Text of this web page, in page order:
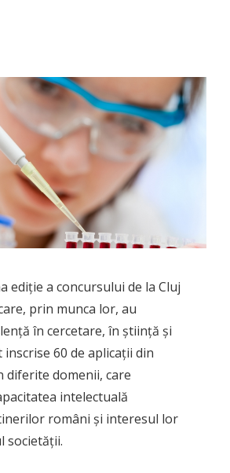
ediție a concursului de la Cluj
prin munca lor, au
în cercetare, în știință și
60 de aplicații din
diferite domenii, care
intelectuală
români și interesul lor
societății.